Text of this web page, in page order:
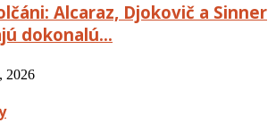
Alcaraz, Djokovič a Sinner
dokonalú…
2026